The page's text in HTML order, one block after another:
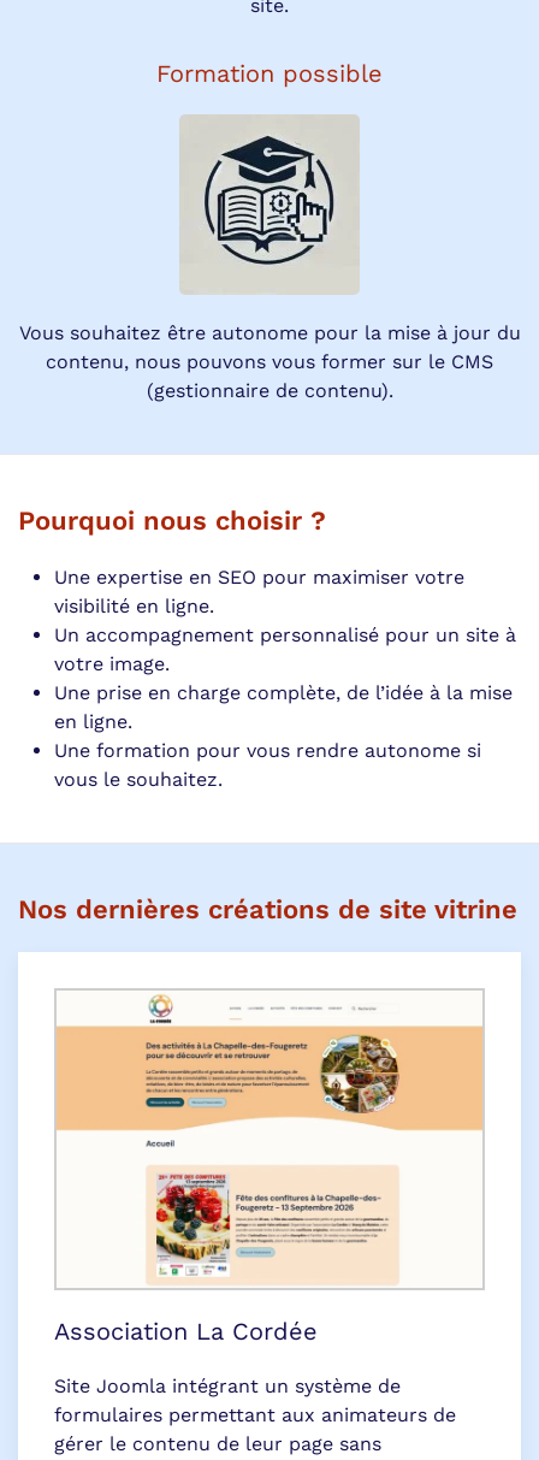
site.
Formation possible
Vous souhaitez être autonome pour la mise à jour du
contenu, nous pouvons vous former sur le CMS
(gestionnaire de contenu).
Pourquoi nous choisir ?
Une expertise en SEO pour maximiser votre
visibilité en ligne.
Un accompagnement personnalisé pour un site à
votre image.
Une prise en charge complète, de l’idée à la mise
en ligne.
Une formation pour vous rendre autonome si
vous le souhaitez.
Nos dernières créations de site vitrine
Association La Cordée
Site Joomla intégrant un système de
formulaires permettant aux animateurs de
gérer le contenu de leur page sans